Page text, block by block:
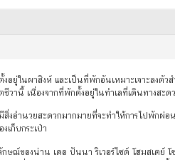
อยู่ในผาสิงห์ และเป็นที่พักอันเหมาะเจาะลงตั
วานี้ เนื่องจากที่พักตั้งอยู่ในทำเลที่เดินทางสะ
สิ่งอำนวยสะดวกมากมายที่จะทำให้การไปพัก
เก็บกระเป๋า
ษณ์ของน่าน เดอ ปันนา ริเวอร์ไซด์ โฮมสเตย์